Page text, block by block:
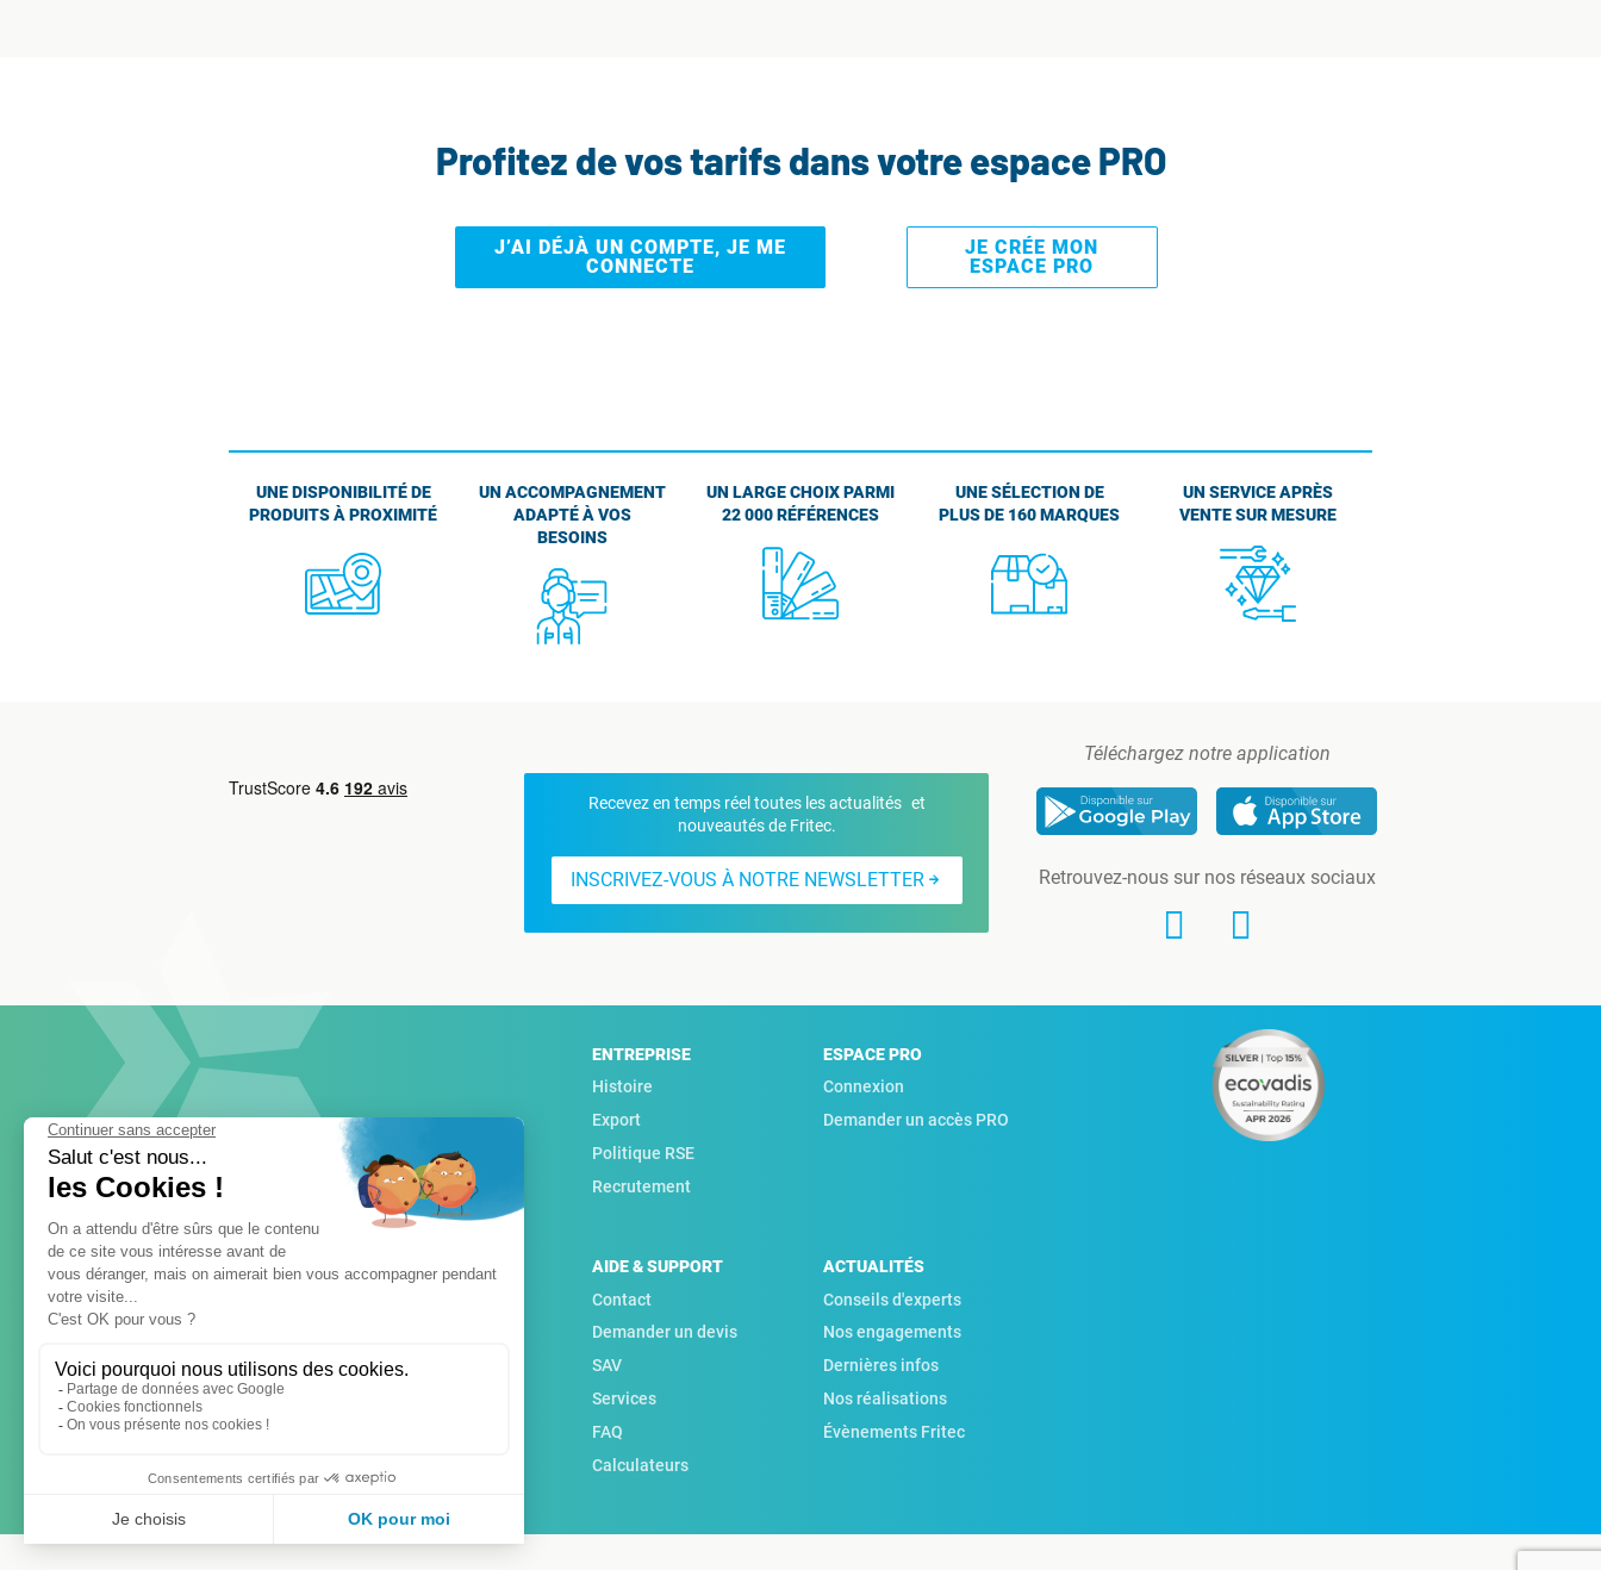
Profitez de vos tarifs dans votre espace PRO
J’AI DÉJÀ UN COMPTE, JE ME
CONNECTE
JE CRÉE MON
ESPACE PRO
UNE DISPONIBILITÉ DE
PRODUITS À PROXIMITÉ
UN ACCOMPAGNEMENT
ADAPTÉ À VOS
BESOINS
UN LARGE CHOIX PARMI
22 000 RÉFÉRENCES
UNE SÉLECTION DE
PLUS DE 160 MARQUES
UN SERVICE APRÈS
VENTE SUR MESURE
Recevez en temps réel toutes les actualités et
nouveautés de Fritec.
INSCRIVEZ-VOUS À NOTRE NEWSLETTER
Téléchargez notre application
Retrouvez-nous sur nos réseaux sociaux
ENTREPRISE
Histoire
Export
Politique RSE
Recrutement
ESPACE PRO
Connexion
Demander un accès PRO
AIDE & SUPPORT
Contact
Demander un devis
SAV
Services
FAQ
Calculateurs
ACTUALITÉS
Conseils d'experts
Nos engagements
Dernières infos
Nos réalisations
Évènements Fritec